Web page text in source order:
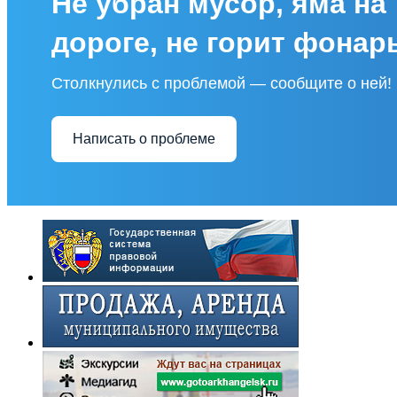
дороге, не горит
Столкнулись с проблемой — сообщите о ней!
Написать о проблеме